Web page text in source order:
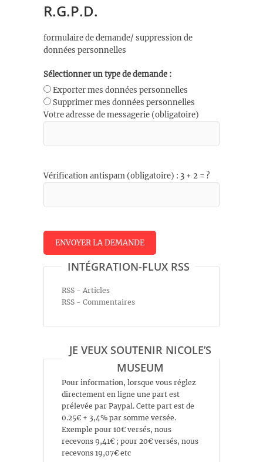
R.G.P.D.
formulaire de demande/ suppression de
données personnelles
Sélectionner un type de demande :
Exporter mes données personnelles
Supprimer mes données personnelles
Votre adresse de messagerie (obligatoire)
Vérification antispam (obligatoire) : 3 + 2 = ?
INTÉGRATION-FLUX RSS
RSS - Articles
RSS - Commentaires
JE VEUX SOUTENIR NICOLE’S
MUSEUM
Pour information, lorsque vous réglez
directement en ligne une part est
prélevée par Paypal. Cette part est de
0.25€ + 3,4% par somme versée.
Exemple pour 10€ versés, nous
recevons 9,41€ ; pour 20€ versés, nous
recevons 19,07€ etc